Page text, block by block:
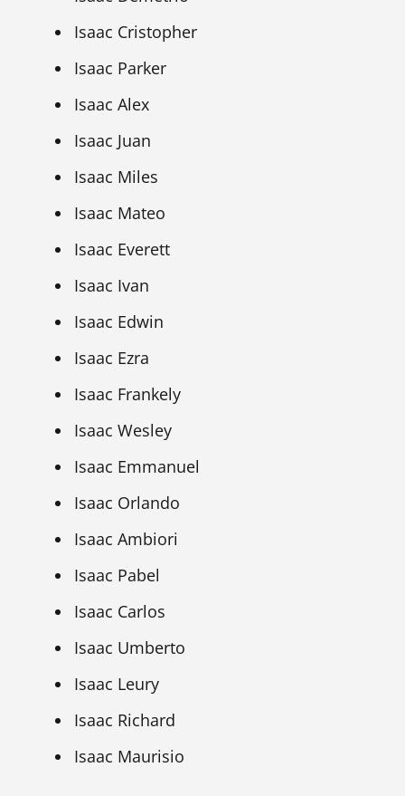
Isaac Cristopher
Isaac Parker
Isaac Alex
Isaac Juan
Isaac Miles
Isaac Mateo
Isaac Everett
Isaac Ivan
Isaac Edwin
Isaac Ezra
Isaac Frankely
Isaac Wesley
Isaac Emmanuel
Isaac Orlando
Isaac Ambiori
Isaac Pabel
Isaac Carlos
Isaac Umberto
Isaac Leury
Isaac Richard
Isaac Maurisio